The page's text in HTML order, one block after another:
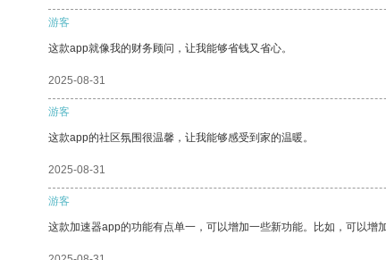
游客
这款app就像我的财务顾问，让我能够省钱又省心。
2025-08-31
游客
这款app的社区氛围很温馨，让我能够感受到家的温暖。
2025-08-31
游客
这款加速器app的功能有点单一，可以增加一些新功能。比如，可以增